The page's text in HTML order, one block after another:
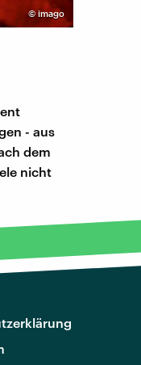
©imago
- aus
dem
nicht